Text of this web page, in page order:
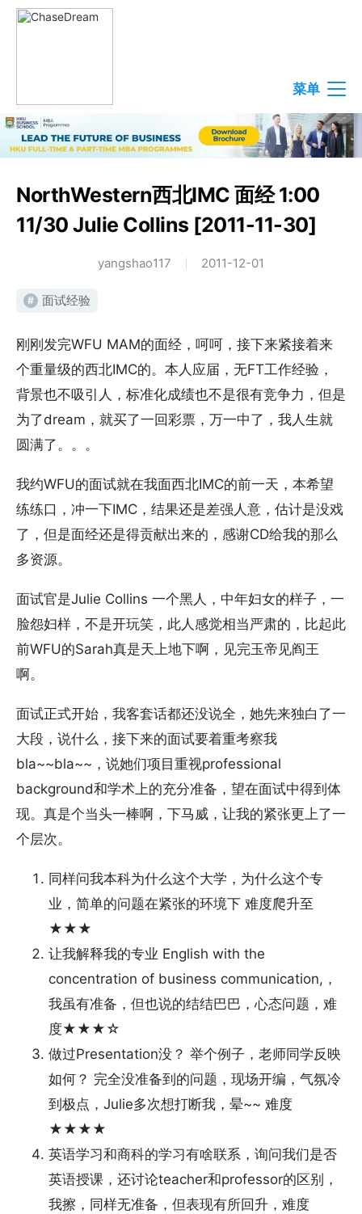
菜单
NorthWestern西北IMC 面经 1:00
11/30 Julie Collins [2011-11-30]
yangshao117 2011-12-01
# 面试经验
刚刚发完WFU MAM的面经，呵呵，接下来紧接着来
个重量级的西北IMC的。本人应届，无FT工作经验，
背景也不吸引人，标准化成绩也不是很有竞争力，但是
为了dream，就买了一回彩票，万一中了，我人生就
圆满了。。。
我约WFU的面试就在我面西北IMC的前一天，本希望
练练口，冲一下IMC，结果还是差强人意，估计是没戏
了，但是面经还是得贡献出来的，感谢CD给我的那么
多资源。
面试官是Julie Collins 一个黑人，中年妇女的样子，一
脸怨妇样，不是开玩笑，此人感觉相当严肃的，比起此
前WFU的Sarah真是天上地下啊，见完玉帝见阎王
啊。
面试正式开始，我客套话都还没说全，她先来独白了一
大段，说什么，接下来的面试要着重考察我
bla~~bla~~，说她们项目重视professional
background和学术上的充分准备，望在面试中得到体
现。真是个当头一棒啊，下马威，让我的紧张更上了一
个层次。
同样问我本科为什么这个大学，为什么这个专
业，简单的问题在紧张的环境下 难度爬升至
★★★
让我解释我的专业 English with the
concentration of business communication,，
我虽有准备，但也说的结结巴巴，心态问题，难
度★★★☆
做过Presentation没？ 举个例子，老师同学反映
如何？ 完全没准备到的问题，现场开编，气氛冷
到极点，Julie多次想打断我，晕~~ 难度
★★★★
英语学习和商科的学习有啥联系，询问我们是否
英语授课，还讨论teacher和professor的区别，
我擦，同样无准备，但表现有所回升，难度